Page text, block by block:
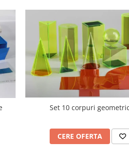
Set 10 corpuri
CERE OFERTA